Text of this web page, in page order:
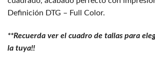
Definición DTG – Full Color.
**Recuerda ver el cuadro de tallas para
la tuya!!